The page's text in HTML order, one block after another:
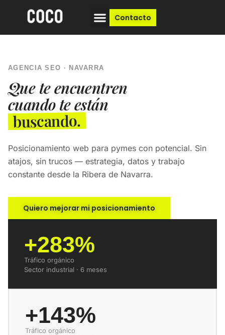
Contacto
AGENCIA SEO · NAVARRA
Que te encuentren
cuando te están
buscando.
Posicionamiento web para pymes con potencial. Sin
atajos, sin trucos — estrategia, datos y trabajo
constante desde la Ribera de Navarra.
Quiero mejorar mi posicionamiento
+283%
Tráfico orgánico
Sector industrial · 6 meses
+143%
Tráfico orgánico